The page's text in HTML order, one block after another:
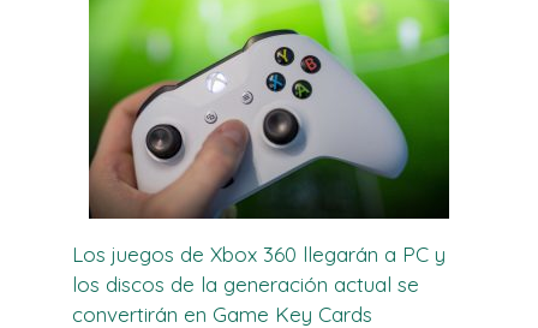
Los juegos de Xbox 360 llegarán a PC y
los discos de la generación actual se
convertirán en Game Key Cards